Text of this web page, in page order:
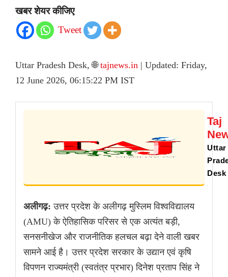
खबर शेयर कीजिए
Tweet
Uttar Pradesh Desk, 🌐tajnews.in | Updated: Friday,
12 June 2026, 06:15:22 PM IST
Taj
Uttar
Desk
अलीगढ़: उत्तर प्रदेश के अलीगढ़ मुस्लिम विश्वविद्यालय
(AMU) के ऐतिहासिक परिसर से एक अत्यंत बड़ी,
सनसनीखेज और राजनीतिक हलचल बढ़ा देने वाली खबर
सामने आई है। उत्तर प्रदेश सरकार के उद्यान एवं कृषि
विपणन राज्यमंत्री (स्वतंत्र प्रभार) दिनेश प्रताप सिंह ने